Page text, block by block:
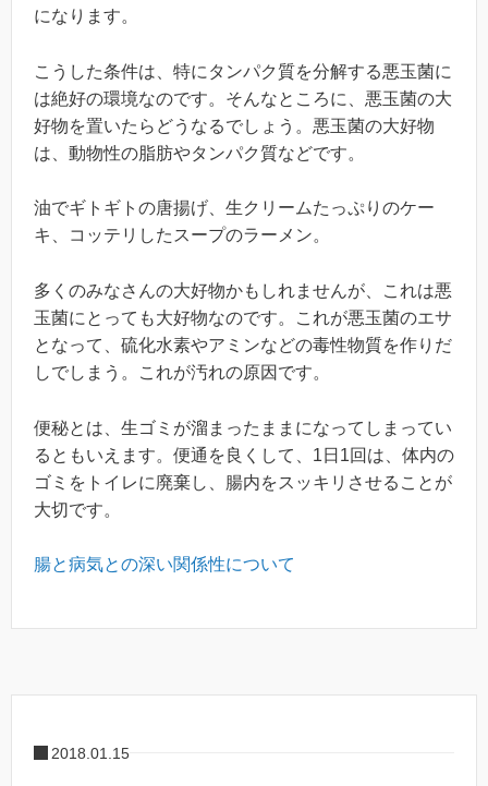
になります。
こうした条件は、特にタンパク質を分解する悪玉菌に
は絶好の環境なのです。そんなところに、悪玉菌の大
好物を置いたらどうなるでしょう。悪玉菌の大好物
は、動物性の脂肪やタンパク質などです。
油でギトギトの唐揚げ、生クリームたっぷりのケー
キ、コッテリしたスープのラーメン。
多くのみなさんの大好物かもしれませんが、これは悪
玉菌にとっても大好物なのです。これが悪玉菌のエサ
となって、硫化水素やアミンなどの毒性物質を作りだ
しでしまう。これが汚れの原因です。
便秘とは、生ゴミが溜まったままになってしまってい
るともいえます。便通を良くして、1日1回は、体内の
ゴミをトイレに廃棄し、腸内をスッキリさせることが
大切です。
腸と病気との深い関係性について
2018.01.15